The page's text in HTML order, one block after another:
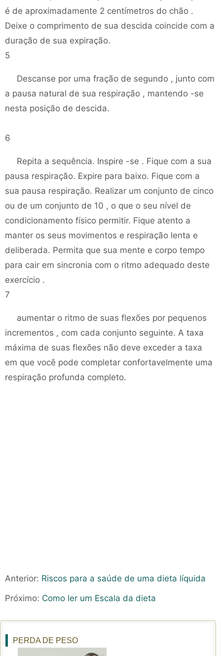
é de aproximadamente 2 centímetros do chão .
Deixe o comprimento de sua descida coincide com a
duração de sua expiração.
5
Descanse por uma fração de segundo , junto com
a pausa natural de sua respiração , mantendo -se
nesta posição de descida.
6
Repita a sequência. Inspire -se . Fique com a sua
pausa respiração. Expire para baixo. Fique com a
sua pausa respiração. Realizar um conjunto de cinco
ou de um conjunto de 10 , o que o seu nível de
condicionamento físico permitir. Fique atento a
manter os seus movimentos e respiração lenta e
deliberada. Permita que sua mente e corpo tempo
para cair em sincronia com o ritmo adequado deste
exercício .
7
aumentar o ritmo de suas flexões por pequenos
incrementos , com cada conjunto seguinte. A taxa
máxima de suas flexões não deve exceder a taxa
em que você pode completar confortavelmente uma
respiração profunda completo.
Anterior: Riscos para a saúde de uma dieta líquida
Próximo: Como ler um Escala da dieta
PERDA DE PESO